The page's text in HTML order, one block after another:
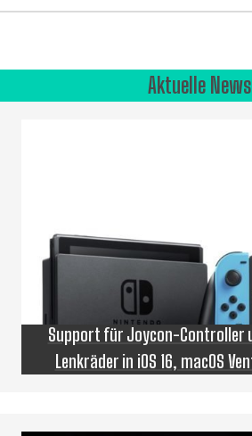
Aktuelle News
Support für Joycon-Controller
Lenkräder in iOS 16, macOS